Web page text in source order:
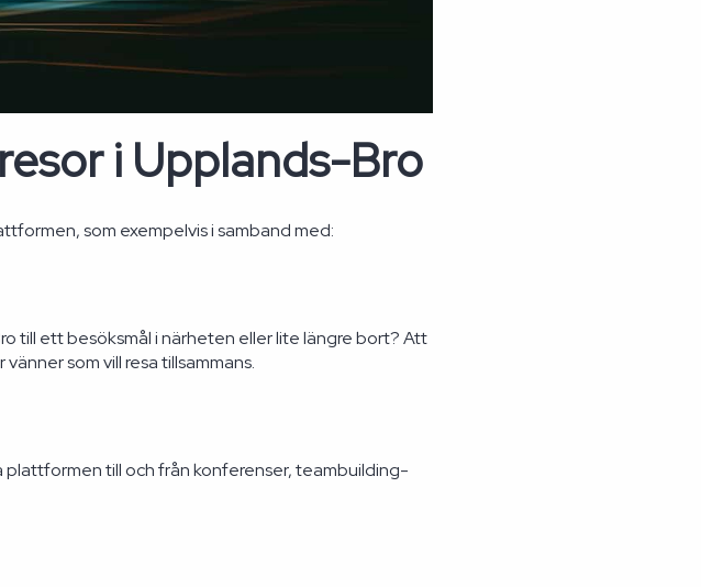
i Upplands-Bro
som exempelvis i samband med:
till ett besöksmål i närheten eller lite längre bort? Att
som vill resa tillsammans.
plattformen till och från konferenser, teambuilding-